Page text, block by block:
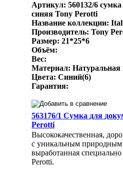
Артикул: 560132/6
синяя Tony Perotti
Название коллекции:
Производитель: Tony
Размер: 21*25*6
Объём:
Вес:
Материал: Натуральная
Цвета: Синий(6)
Гарантия:
563176/1 Сумка для
Perotti
Высококачественная,
с уникальным природным
выработанная
Perotti.